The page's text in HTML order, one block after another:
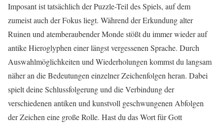
Imposant ist tatsächlich der Puzzle-Teil des Spiels, auf dem
zumeist auch der Fokus liegt. Während der Erkundung alter
Ruinen und atemberaubender Monde stößt du immer wieder auf
antike Hieroglyphen einer längst vergessenen Sprache. Durch
Auswahlmöglichkeiten und Wiederholungen kommst du langsam
näher an die Bedeutungen einzelner Zeichenfolgen heran. Dabei
spielt deine Schlussfolgerung und die Verbindung der
verschiedenen antiken und kunstvoll geschwungenen Abfolgen
der Zeichen eine große Rolle. Hast du das Wort für Gott